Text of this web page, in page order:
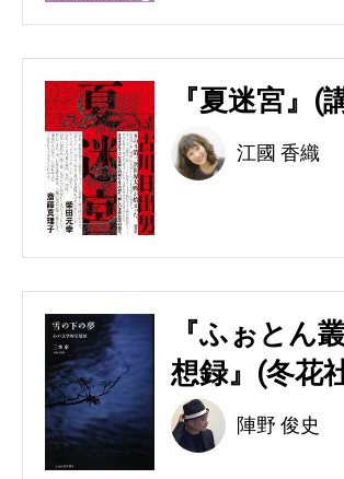
『夏迷宮』(
江國 香織
『ふぉとん
想録』(冬花
陣野 俊史